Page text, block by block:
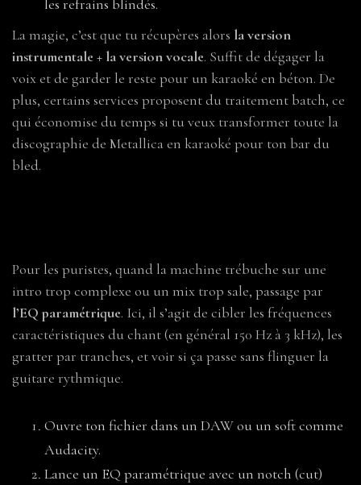
les refrains blindés.
La magie, c’est que tu récupères alors la version
instrumentale + la version vocale. Suffit de dégager la
voix et de garder le reste pour un karaoké en béton. De
plus, certains services proposent du traitement batch, ce
qui économise du temps si tu veux transformer toute la
discographie de Metallica en karaoké pour ton bar du
bled.
Pour les puristes, quand la machine trébuche sur une
intro trop complexe ou un mix trop sale, passage par
l’EQ paramétrique. Ici, il s’agit de cibler les fréquences
caractéristiques du chant (en général 150 Hz à 3 kHz), les
gratter par tranches, et voir si ça passe sans flinguer la
guitare rythmique.
Ouvre ton fichier dans un DAW ou un soft comme
Audacity.
Lance un EQ paramétrique avec un notch (cut)